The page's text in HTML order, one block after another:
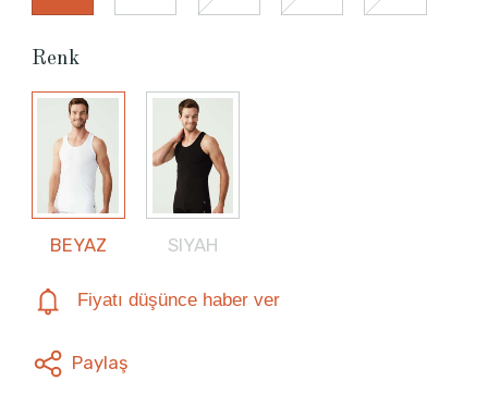
Renk
BEYAZ SIYAH
Fiyatı düşünce haber ver
Paylaş